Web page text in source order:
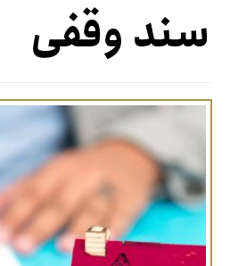
سند وقفی